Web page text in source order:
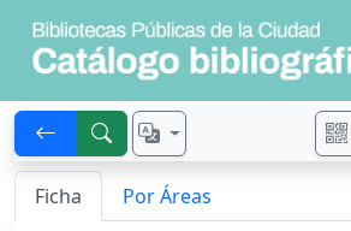
Ficha Por Áreas